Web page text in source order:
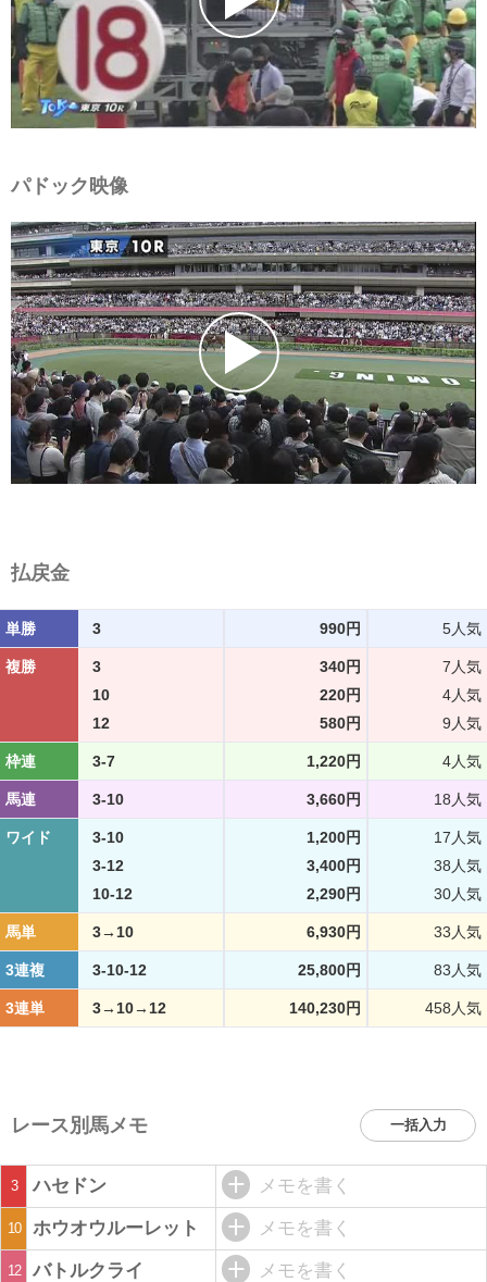
パドック映像
払戻金
単勝 3 990円 5人気
複勝 3 340円
7人気
10
220円
4人気
12
580円 9人気
枠連 3-7 1,220円 4人気
馬連 3-10 3,660円 18人気
ワイド 3-10 1,200円
17人気
3-12
3,400円
38人気
10-12
2,290円 30人気
馬単 3→10 6,930円 33人気
3連複 3-10-12 25,800円 83人気
3連単 3→10→12 140,230円 458人気
レース別馬メモ 一括入力
3 ハセドン メモを書く
10 ホウオウルーレット メモを書く
12 バトルクライ メモを書く